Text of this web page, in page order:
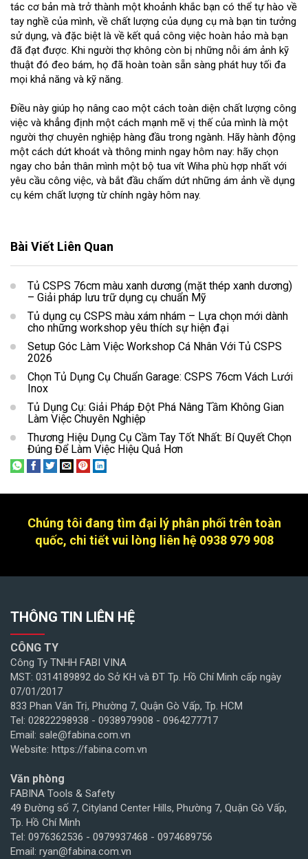
tác cơ bản mà trở thành một khoảnh khắc bạn có thể tự hào về
tay nghề của mình, về chất lượng của dụng cụ mà bạn tin tưởng
sử dụng, và đặc biệt là về kết quả công việc hoàn hảo mà bạn
đã đạt được. Khi người thợ không còn bị những nỗi ám ảnh kỹ
thuật đó đeo bám, họ đã hoàn toàn sẵn sàng phát huy tối đa
mọi khả năng và kỹ năng.
Điều này giúp họ nâng cao một cách toàn diện chất lượng công
việc và khẳng định một cách mạnh mẽ vị thế của mình là một
người thợ chuyên nghiệp hàng đầu trong ngành. Hãy hành động
một cách dứt khoát và thông minh ngay hôm nay: hãy chọn
ngay cho bản thân mình một bộ tua vít Wiha phù hợp nhất với
yêu cầu công việc, và bắt đầu chấm dứt những ám ảnh về dụng
cụ kém chất lượng từ chính ngày hôm nay.
Bài Viết Liên Quan
Tủ CSPS 76cm màu xanh dương (mặt thép xanh dương)
– Giải pháp lưu trữ dụng cụ chuẩn Mỹ
Tủ dụng cụ CSPS màu xám nhám – Lựa chọn mới dành
cho những workshop yêu thích sự hiện đại
Setup Góc Làm Việc Workshop Cá Nhân Với Tủ CSPS
2026
Chọn Tủ Dụng Cụ Chuẩn Garage: CSPS 76cm Vách Lưới
Inox
Tủ Dụng Cụ: Giải Pháp Đột Phá Nâng Tầm Không Gian
Làm Việc Chuyên Nghiệp
Thương Hiệu Dụng Cụ Cầm Tay Tốt Nhất: Bí Quyết Chọn
Đúng Để Làm Việc Hiệu Quả Hơn
Chúng tôi đang tìm đại lý phân phối trên toàn
quốc, chi tiết vui lòng liên hệ 0938 979 908
THÔNG TIN LIÊN HỆ
CÔNG TY
Công Ty TNHH FABI VINA
MST: 0314189892 do Sở KH và ĐT Tp. Hồ Chí Minh cấp ngày
07/01/2017
833 Phan Văn Trị, Phường 7, Quận Gò Vấp, Tp. HCM
Tel: 02822298938 - 0938979908 - 0964277717
Email: sale@fabina.com.vn
Website: https://fabina.com.vn
Văn phòng
FABINA Tools & Safety
49 Đường số 7, Cityland Center Hills, Phường 7, Quận Gò Vấp,
Tp. Hồ Chí Minh
Tel: 0976362536 - 0979937468 - 0974689756
Email: ryan@fabina.com.vn